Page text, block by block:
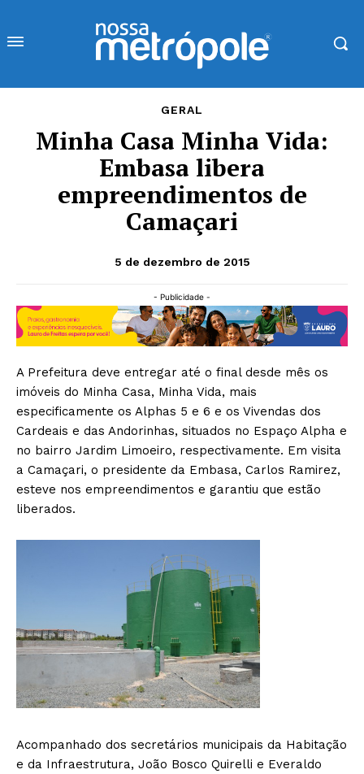
GERAL
Minha Casa Minha Vida:
Embasa libera
empreendimentos de
Camaçari
5 de dezembro de 2015
- Publicidade -
A Prefeitura deve entregar até o final desde mês os
imóveis do Minha Casa, Minha Vida, mais
especificamente os Alphas 5 e 6 e os Vivendas dos
Cardeais e das Andorinhas, situados no Espaço Alpha e
no bairro Jardim Limoeiro, respectivamente. Em visita
a Camaçari, o presidente da Embasa, Carlos Ramirez,
esteve nos empreendimentos e garantiu que estão
liberados.
Acompanhado dos secretários municipais da Habitação
e da Infraestrutura, João Bosco Quirelli e Everaldo